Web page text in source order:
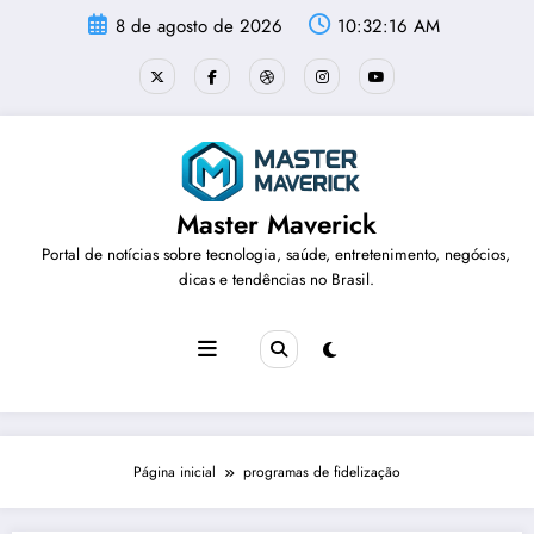
8 de agosto de 2026 10:32:17 AM
Master Maverick
Portal de notícias sobre tecnologia, saúde, entretenimento, negócios,
dicas e tendências no Brasil.
Página inicial programas de fidelização